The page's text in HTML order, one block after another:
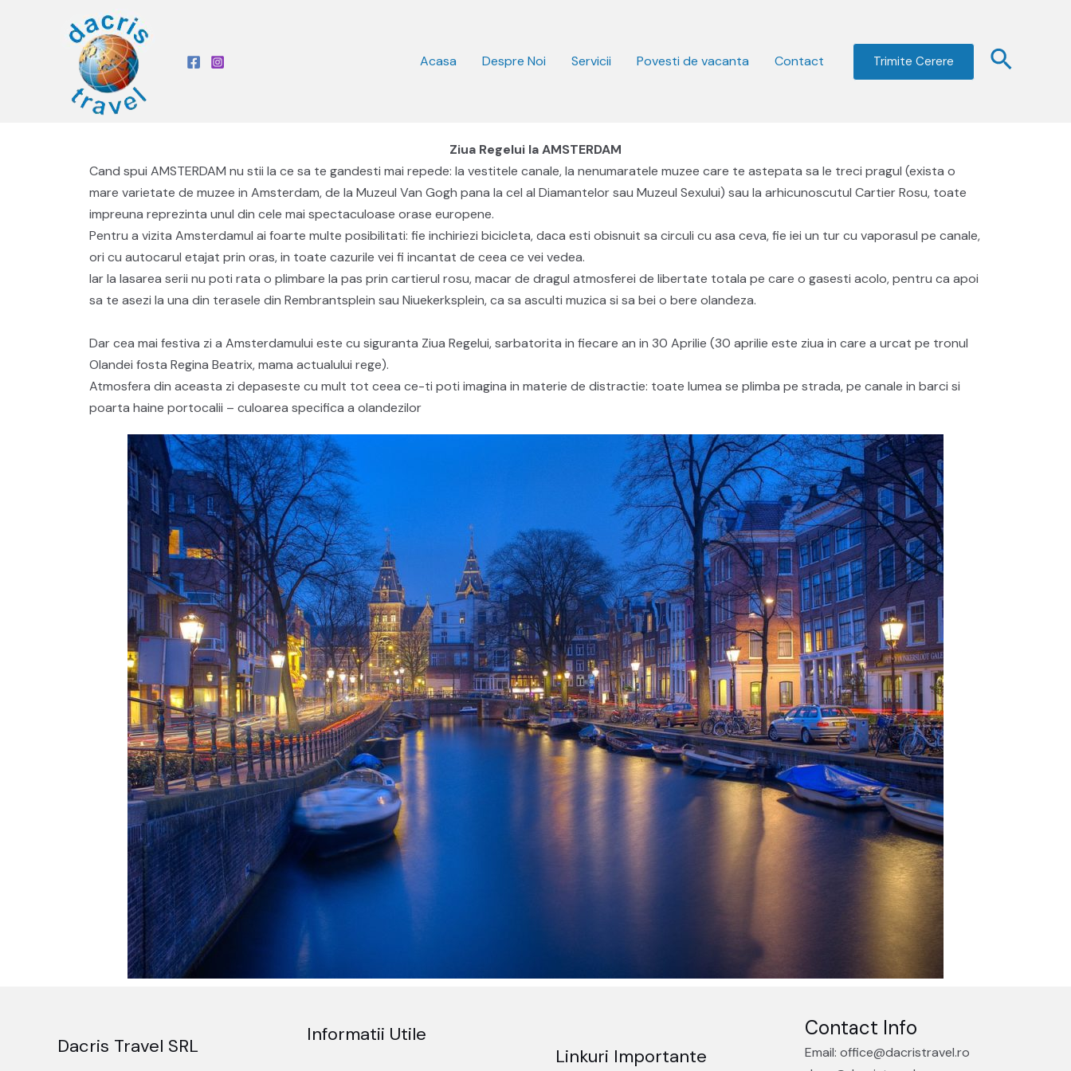
Acasa Despre Noi Servicii Povesti de vacanta Contact Trimite Cerere
Ziua Regelui la AMSTERDAM
Cand spui AMSTERDAM nu stii la ce sa te gandesti mai repede: la vestitele canale, la nenumaratele muzee care te astepata sa le treci pragul (exista o
mare varietate de muzee in Amsterdam, de la Muzeul Van Gogh pana la cel al Diamantelor sau Muzeul Sexului) sau la arhicunoscutul Cartier Rosu, toate
impreuna reprezinta unul din cele mai spectaculoase orase europene.
Pentru a vizita Amsterdamul ai foarte multe posibilitati: fie inchiriezi bicicleta, daca esti obisnuit sa circuli cu asa ceva, fie iei un tur cu vaporasul pe canale,
ori cu autocarul etajat prin oras, in toate cazurile vei fi incantat de ceea ce vei vedea.
Iar la lasarea serii nu poti rata o plimbare la pas prin cartierul rosu, macar de dragul atmosferei de libertate totala pe care o gasesti acolo, pentru ca apoi
sa te asezi la una din terasele din Rembrantsplein sau Niuekerksplein, ca sa asculti muzica si sa bei o bere olandeza.
Dar cea mai festiva zi a Amsterdamului este cu siguranta Ziua Regelui, sarbatorita in fiecare an in 30 Aprilie (30 aprilie este ziua in care a urcat pe tronul
Olandei fosta Regina Beatrix, mama actualului rege).
Atmosfera din aceasta zi depaseste cu mult tot ceea ce-ti poti imagina in materie de distractie: toate lumea se plimba pe strada, pe canale in barci si
poarta haine portocalii – culoarea specifica a olandezilor
Dacris Travel SRL
Informatii Utile
Linkuri Importante
Contact Info
Email: office@dacristravel.ro